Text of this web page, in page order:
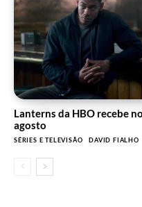
Lanterns da HBO recebe
agosto
SÉRIES E TELEVISÃO DAVID FIALHO